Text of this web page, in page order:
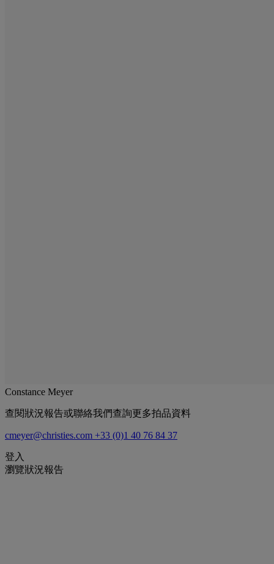
Constance Meyer
查閱狀況報告或聯絡我們查詢更多拍品資料
cmeyer@christies.com +33 (0)1 40 76 84 37
登入
瀏覽狀況報告